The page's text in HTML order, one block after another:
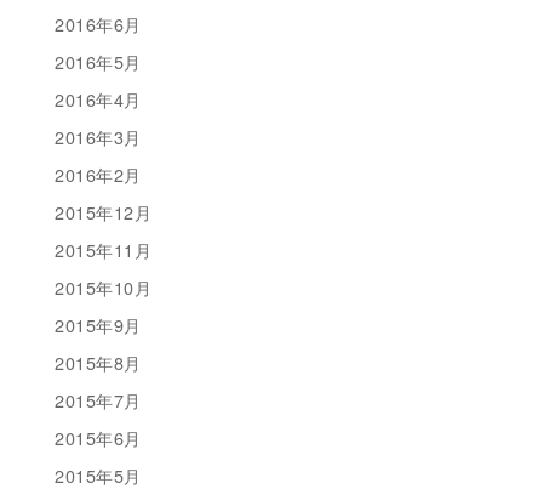
2016年6月
2016年5月
2016年4月
2016年3月
2016年2月
2015年12月
2015年11月
2015年10月
2015年9月
2015年8月
2015年7月
2015年6月
2015年5月